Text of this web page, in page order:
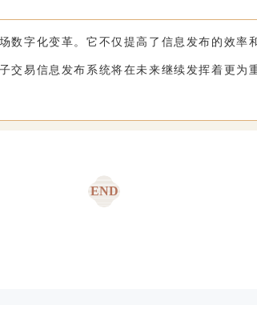
数字化变革。它不仅提高了信息发布的效率
交易信息发布系统将在未来继续发挥着更为
END